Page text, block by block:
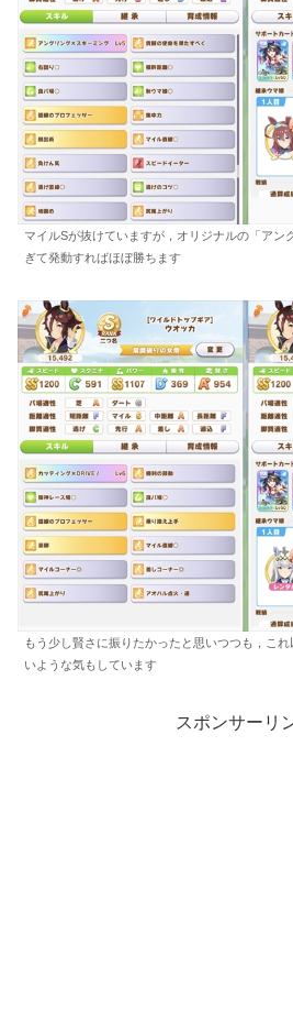
マイルSが抜けていますが，オリジナルの「アン
ぎて発動すればほぼ勝ちます
もう少し賢さに振りたかったと思いつつも，こ
いような気もしています
スポンサーリ